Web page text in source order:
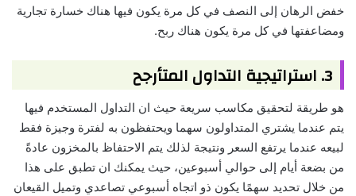
خفض الرهان إلى النصف في كل مرة يكون فيها هناك خسارة تجارية
ومضاعفتها في كل مرة يكون هناك ربح.
3. استراتيجية التداول المتأرجح
هو طريقة لتحقيق مكاسب سريعة حيث ان التداول المستخدم فيها
يتم عندما يشتري المتداولون سهما ويحتفظون به لفترة وجيزة فقط
لبيعه عندما يرتفع السعر ونتيجة لذلك يتم الاحتفاظ بالمخزون عادةً
من بضعة أيام إلى حوالي أسبوعين، حيث يمكنك ان تطبق على هذا
من خلال تحديد سهمًا يكون ذو اتجاه أسبوعي تصاعدي وتميل القيعان